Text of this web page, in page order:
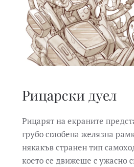
Рицарски дуел
Рицарят на екраните
грубо сглобена желязна
някакъв странен тип
което се движеше с ужасно